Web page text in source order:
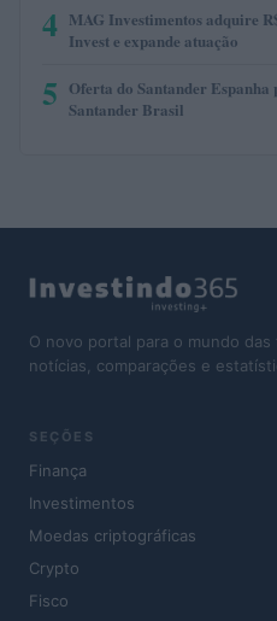
4 MAG Investimentos adquire
Invest e expande atuação
5 Oferta do Santander
Santander Brasil
O novo portal para o mundo das
notícias, comparações e
SEÇÕES
Finança
Investimentos
Moedas criptográficas
Crypto
Fisco